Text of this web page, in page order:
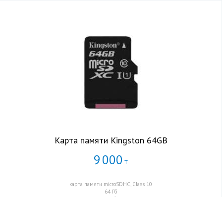
Карта памяти Kingston 64GB
9000 Т
карта памяти microSDHC, Class 10
64 Гб